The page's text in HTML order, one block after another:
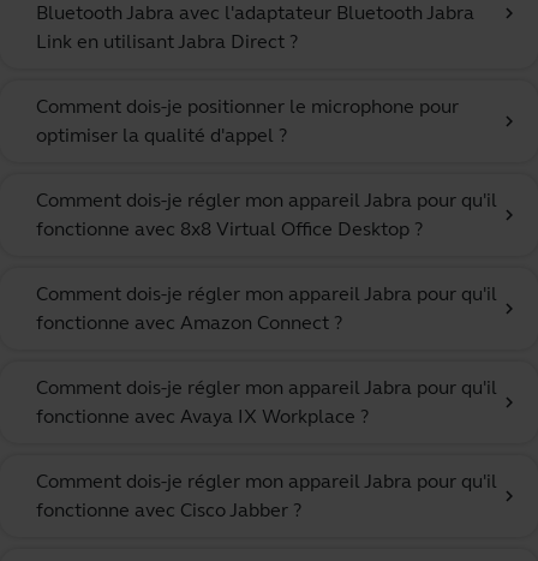
Bluetooth Jabra avec l'adaptateur Bluetooth Jabra
Link en utilisant Jabra Direct ?
chevron_right
Comment dois-je positionner le microphone pour
optimiser la qualité d'appel ?
chevron_right
Comment dois-je régler mon appareil Jabra pour qu'il
fonctionne avec 8x8 Virtual Office Desktop ?
chevron_right
Comment dois-je régler mon appareil Jabra pour qu'il
fonctionne avec Amazon Connect ?
chevron_right
Comment dois-je régler mon appareil Jabra pour qu'il
fonctionne avec Avaya IX Workplace ?
chevron_right
Comment dois-je régler mon appareil Jabra pour qu'il
fonctionne avec Cisco Jabber ?
chevron_right